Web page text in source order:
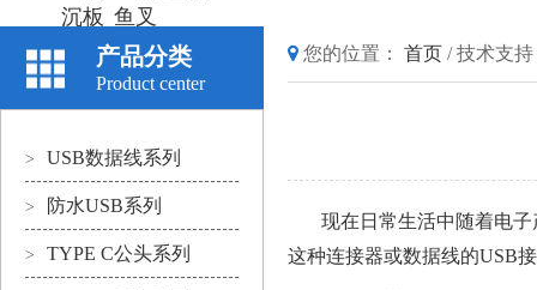
沉板 鱼叉
产品分类
Product center
> USB数据线系列
> 防水USB系列
> TYPE C公头系列
您的位置： 首页 / 技术支持
现在日常生活中随着电
这种连接器或数据线的USB